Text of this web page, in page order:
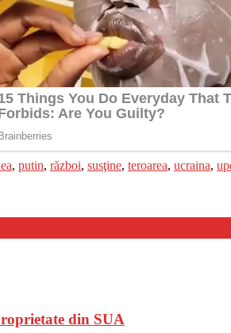
, putin, război, susţine, teroarea, ucraina,
din SUA